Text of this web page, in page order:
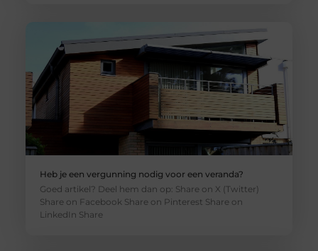
Heb je een vergunning nodig voor een veranda?
Goed artikel? Deel hem dan op: Share on X (Twitter)
Share on Facebook Share on Pinterest Share on
LinkedIn Share